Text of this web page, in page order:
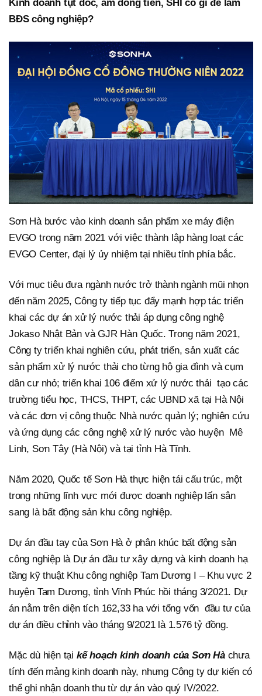
Kinh doanh tụt dốc, âm dòng tiền, SHI có gì để làm
BĐS công nghiệp?
Sơn Hà bước vào kinh doanh sản phẩm xe máy điện
EVGO trong năm 2021 với việc thành lập hàng loạt các
EVGO Center, đại lý ủy nhiệm tại nhiều tỉnh phía bắc.
Với mục tiêu đưa ngành nước trở thành ngành mũi nhọn
đến năm 2025, Công ty tiếp tục đẩy mạnh hợp tác triển
khai các dự án xử lý nước thải áp dụng công nghệ
Jokaso Nhật Bản và GJR Hàn Quốc. Trong năm 2021,
Công ty triển khai nghiên cứu, phát triển, sản xuất các
sản phẩm xử lý nước thải cho từng hộ gia đình và cụm
dân cư nhỏ; triển khai 106 điểm xử lý nước thải tạo các
trường tiểu học, THCS, THPT, các UBND xã tại Hà Nội
và các đơn vị công thuộc Nhà nước quản lý; nghiên cứu
và ứng dụng các công nghệ xử lý nước vào huyện Mê
Linh, Sơn Tây (Hà Nội) và tại tỉnh Hà Tĩnh.
Năm 2020, Quốc tế Sơn Hà thực hiện tái cấu trúc, một
trong những lĩnh vực mới được doanh nghiệp lấn sân
sang là bất động sản khu công nghiệp.
Dự án đầu tay của Sơn Hà ở phân khúc bất động sản
công nghiệp là Dự án đầu tư xây dựng và kinh doanh hạ
tầng kỹ thuật Khu công nghiệp Tam Dương I – Khu vực 2
huyện Tam Dương, tỉnh Vĩnh Phúc hồi tháng 3/2021. Dự
án nằm trên diện tích 162,33 ha với tổng vốn đầu tư của
dự án điều chỉnh vào tháng 9/2021 là 1.576 tỷ đồng.
Mặc dù hiện tại kế hoạch kinh doanh của Sơn Hàchưa
tính đến mảng kinh doanh này, nhưng Công ty dự kiến có
thể ghi nhận doanh thu từ dự án vào quý IV/2022.